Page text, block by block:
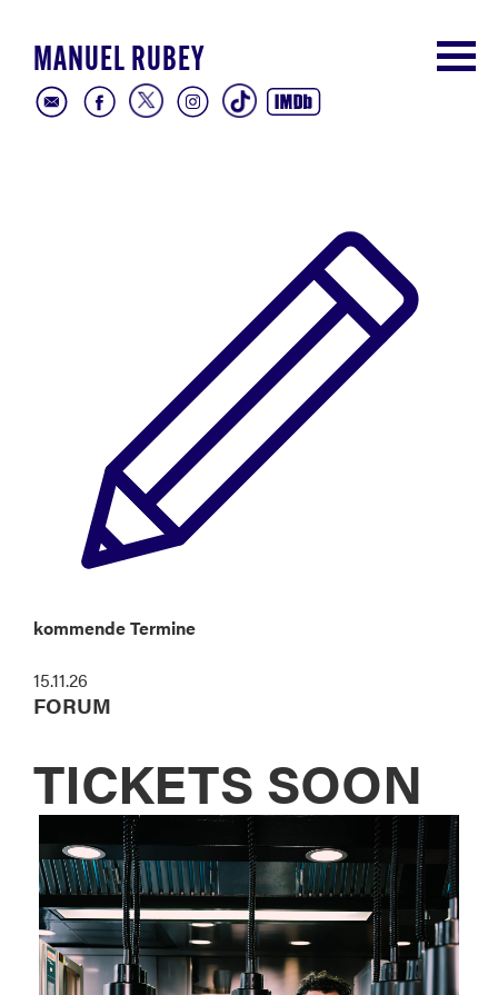
MANUEL RUBEY
kommende Termine
15.11.26
FORUM
TICKETS SOON